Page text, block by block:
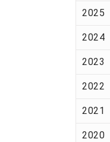
2025
2024
2023
2022
2021
2020